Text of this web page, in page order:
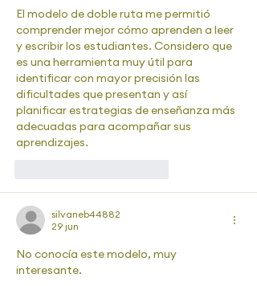
El modelo de doble ruta me permitió
comprender mejor cómo aprenden a leer
y escribir los estudiantes. Considero que
es una herramienta muy útil para
identificar con mayor precisión las
dificultades que presentan y así
planificar estrategias de enseñanza más
adecuadas para acompañar sus
aprendizajes.
silvaneb44882
29 jun
No conocía este modelo, muy
interesante.